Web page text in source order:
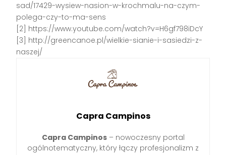
sad/17429-wysiew-nasion-w-krochmalu-na-czym-
polega-czy-to-ma-sens
[2] https://www.youtube.com/watch?v=H6gf798iDcY
[3] http://greencanoe.pl/wielkie-sianie-i-sasiedzi-z-
naszej/
Capra Campinos
Capra Campinos– nowoczesny portal
ogólnotematyczny, który łączy profesjonalizm z